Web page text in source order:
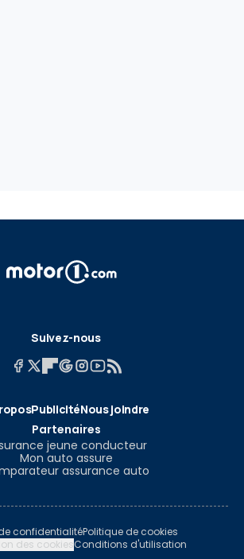
Suivez-nous
PublicitéNous joindre
Partenaires
jeune conducteur
Mon auto assure
assurance auto
confidentialitéPolitique de cookies
des cookiesConditions d'utilisation